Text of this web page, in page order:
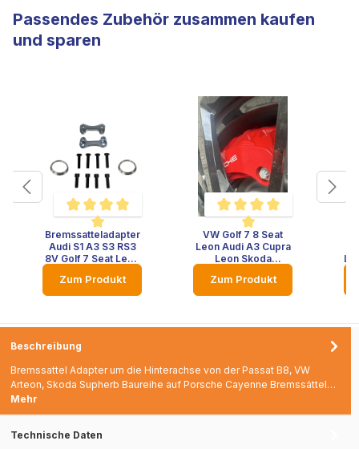
Passendes Zubehör zusammen kaufen
und sparen
Durchschnittliche Bewertung von 5 von 5 Sternen
Bremssatteladapter
Audi S1 A3 S3 RS3
8V Golf 7 Seat Leon
Bremsscheibe
356x22 Audi A6
Zum Produkt
Durchschnittliche Bewertung
VW Golf 7 8 Seat
Leon Audi A3 Cupra
Leon Skoda
375x36
Bremsscheibe
Bremssattel mit TÜV
Zum Produkt
Beschreibung
Bremssattel Adapter um die Hinterachse von der Passat B8, VW
Arteon, Skoda Supherb Baureihe auf Porsche Cayenne Bremssättel…
Mehr
Technische Daten